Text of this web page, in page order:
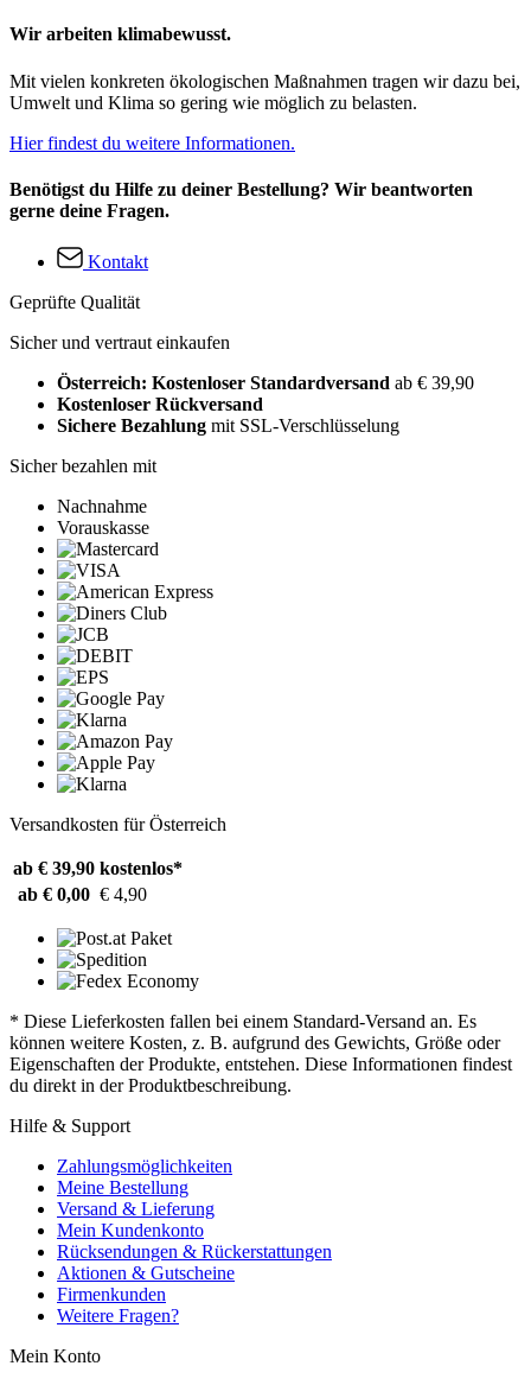
Wir arbeiten klimabewusst.
Mit vielen konkreten ökologischen Maßnahmen tragen wir dazu bei,
Umwelt und Klima so gering wie möglich zu belasten.
Hier findest du weitere Informationen.
Benötigst du Hilfe zu deiner Bestellung? Wir beantworten
gerne deine Fragen.
Kontakt
Geprüfte Qualität
Sicher und vertraut einkaufen
Österreich: Kostenloser Standardversand ab € 39,90
Kostenloser Rückversand
Sichere Bezahlung mit SSL-Verschlüsselung
Sicher bezahlen mit
Nachnahme
Vorauskasse
Versandkosten für Österreich
ab € 39,90 kostenlos*
ab € 0,00 € 4,90
* Diese Lieferkosten fallen bei einem Standard-Versand an. Es
können weitere Kosten, z. B. aufgrund des Gewichts, Größe oder
Eigenschaften der Produkte, entstehen. Diese Informationen findest
du direkt in der Produktbeschreibung.
Hilfe & Support
Zahlungsmöglichkeiten
Meine Bestellung
Versand & Lieferung
Mein Kundenkonto
Rücksendungen & Rückerstattungen
Aktionen & Gutscheine
Firmenkunden
Weitere Fragen?
Mein Konto